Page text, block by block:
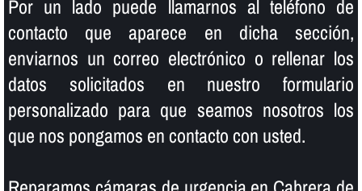
Por un lado puede llamarnos al teléfono de
contacto que aparece en dicha sección,
enviarnos un correo electrónico o rellenar los
datos solicitados en nuestro formulario
personalizado para que seamos nosotros los
que nos pongamos en contacto con usted.